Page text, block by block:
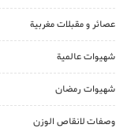
عصائر و مقبلات مغربية
شهيوات عالمية
شهيوات رمضان
وصفات لانقاص الوزن